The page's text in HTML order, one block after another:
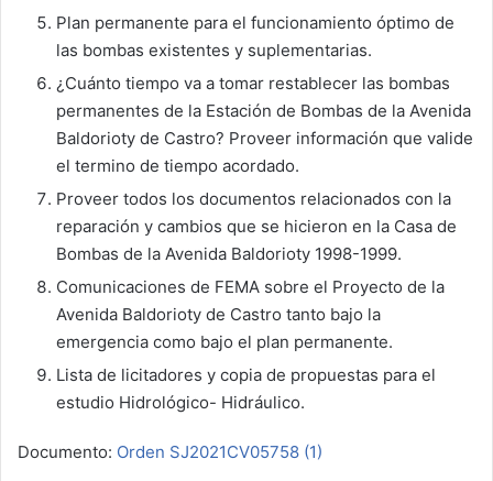
Plan permanente para el funcionamiento óptimo de
las bombas existentes y suplementarias.
¿Cuánto tiempo va a tomar restablecer las bombas
permanentes de la Estación de Bombas de la Avenida
Baldorioty de Castro? Proveer información que valide
el termino de tiempo acordado.
Proveer todos los documentos relacionados con la
reparación y cambios que se hicieron en la Casa de
Bombas de la Avenida Baldorioty 1998-1999.
Comunicaciones de FEMA sobre el Proyecto de la
Avenida Baldorioty de Castro tanto bajo la
emergencia como bajo el plan permanente.
Lista de licitadores y copia de propuestas para el
estudio Hidrológico- Hidráulico.
Documento: Orden SJ2021CV05758 (1)